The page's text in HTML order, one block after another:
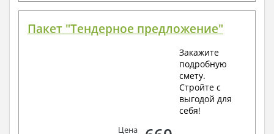
Пакет "Тендерное предложение"
Закажите
подробную
смету.
Стройте с
выгодой для
себя!
Цена